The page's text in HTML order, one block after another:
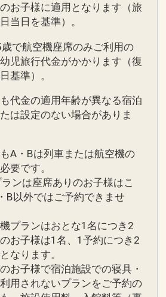
お子様に適用となります（旅
当日を基準）。
で航空機座席のみご利用の
児旅行代金がかかります（復
基準）。
代金の適用年齢が異なる宿泊
は設定のない場合がありま
もA・Bは列車または航空機の
要です。
ランは座席ありのお子様はこ
B以外ではご予約できませ
機プランはおとな1名につき2
お子様は1名、1予約につき2
なります。
のお子様で宿泊施設での寝具・
用されないプランをご予約の